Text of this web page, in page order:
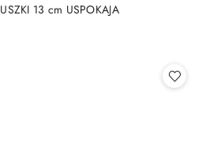
13 cm USPOKAJA